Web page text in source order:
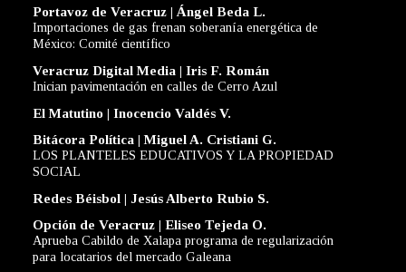
Portavoz de Veracruz | Ángel Beda L.
Importaciones de gas frenan soberanía energética de
México: Comité científico
Veracruz Digital Media | Iris F. Román
Inician pavimentación en calles de Cerro Azul
El Matutino | Inocencio Valdés V.
Bitácora Política | Miguel A. Cristiani G.
LOS PLANTELES EDUCATIVOS Y LA PROPIEDAD
SOCIAL
Redes Béisbol | Jesús Alberto Rubio S.
Opción de Veracruz | Eliseo Tejeda O.
Aprueba Cabildo de Xalapa programa de regularización
para locatarios del mercado Galeana